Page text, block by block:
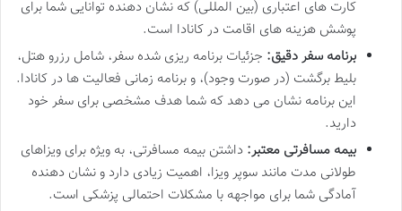
کارت های اعتباری (بین المللی) که نشان دهنده توانایی شما برای
پوشش هزینه های اقامت در کانادا است.
برنامه سفر دقیق: جزئیات برنامه ریزی شده سفر، شامل رزرو هتل،
بلیط برگشت (در صورت وجود)، و برنامه زمانی فعالیت ها در کانادا.
این برنامه نشان می دهد که شما هدف مشخصی برای سفر خود
دارید.
بیمه مسافرتی معتبر: داشتن بیمه مسافرتی، به ویژه برای ویزاهای
طولانی مدت مانند سوپر ویزا، اهمیت زیادی دارد و نشان دهنده
آمادگی شما برای مواجهه با مشکلات احتمالی پزشکی است.